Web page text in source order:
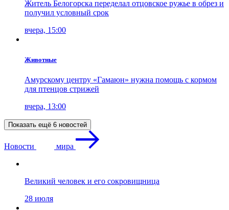
Житель Белогорска переделал отцовское ружье в обрез и
получил условный срок
вчера, 15:00
Животные
Амурскому центру «Гамаюн» нужна помощь с кормом
для птенцов стрижей
вчера, 13:00
Показать ещё 6 новостей
Новости мира
Великий человек и его сокровищница
28 июля